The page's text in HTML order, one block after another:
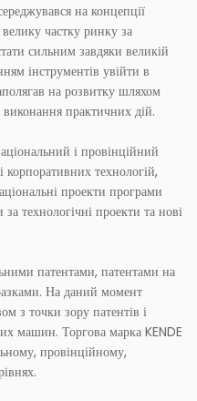
на концепції
частку ринку за
сильним завдяки великій
інструментів увійти в
на розвитку шляхом
практичних дій.
і провінційний
корпоративних технологій,
проекти програми
технологічні проекти та нові
патентами, патентами на
На даний момент
з точки зору патентів і
машин. Торгова марка KENDE
провінційному,